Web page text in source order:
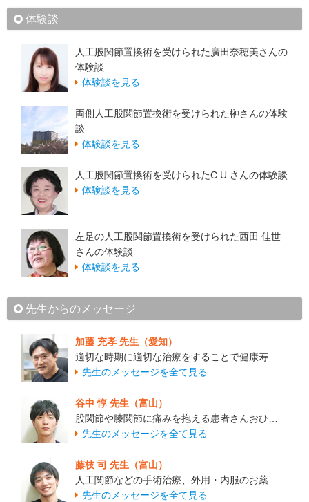
体験談
人工股関節置換術を受けられた廣田奈穂美さんの
体験談
体験談を見る
両側人工股関節置換術を受けられた榊さんの体験
談
体験談を見る
人工股関節置換術を受けられたC.U.さんの体験談
体験談を見る
左足の人工股関節置換術を受けられた西田 佳世
さんの体験談
体験談を見る
先生からのメッセージ
加藤 充孝 先生（愛知）
適切な時期に適切な治療をすることで健康寿…
先生のメッセージを全て見る
谷中 惇 先生（富山）
股関節や膝関節に痛みを抱える患者さんおひ…
先生のメッセージを全て見る
藤枝 司 先生（富山）
人工関節などの手術治療、外用・内服のお薬…
先生のメッセージを全て見る